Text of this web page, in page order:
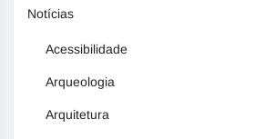
Notícias
Acessibilidade
Arqueologia
Arquitetura